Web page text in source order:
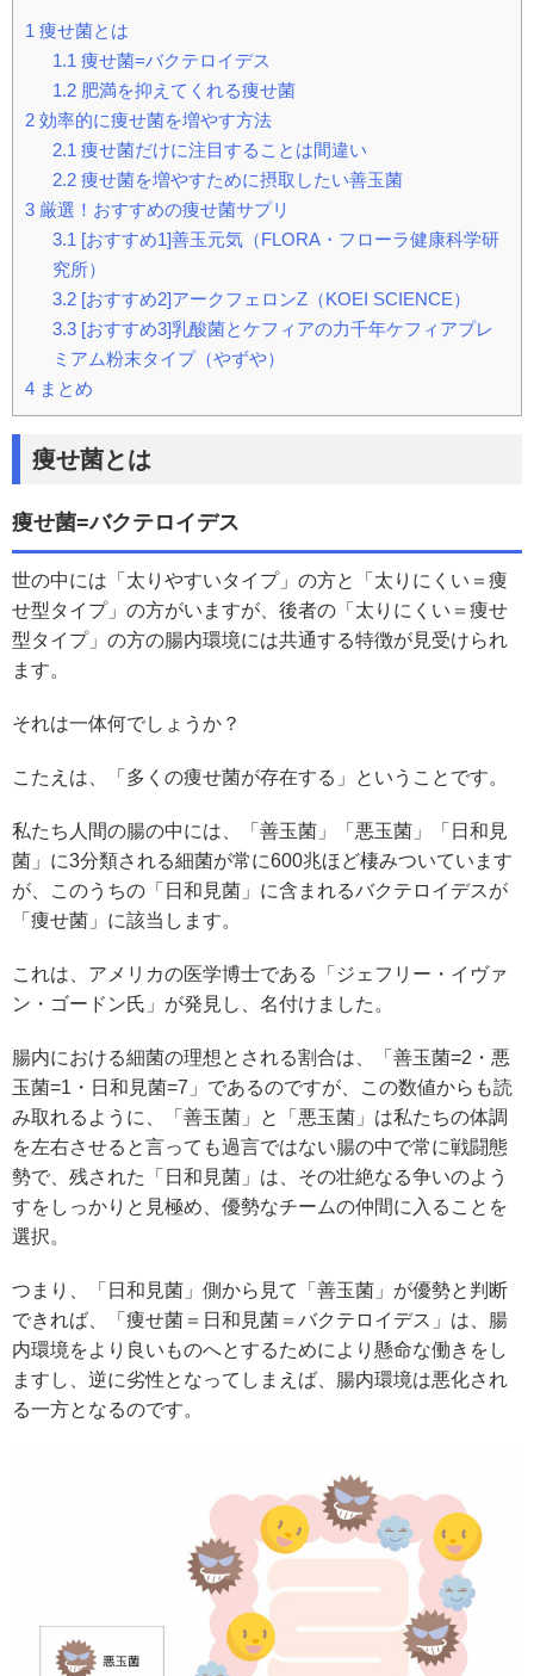
1 痩せ菌とは
1.1 痩せ菌=バクテロイデス
1.2肥満を抑えてくれる痩せ菌
2 効率的に痩せ菌を増やす方法
2.1 痩せ菌だけに注目することは間違い
2.2痩せ菌を増やすために摂取したい善玉菌
3 厳選！おすすめの痩せ菌サプリ
3.1 [おすすめ1]善玉元気（FLORA・フローラ健康科学研
究所）
3.2[おすすめ2]アークフェロンZ（KOEI SCIENCE）
3.3[おすすめ3]乳酸菌とケフィアの力千年ケフィアプレ
ミアム粉末タイプ（やずや）
4 まとめ
痩せ菌とは
痩せ菌=バクテロイデス
世の中には「太りやすいタイプ」の方と「太りにくい＝痩
せ型タイプ」の方がいますが、後者の「太りにくい＝痩せ
型タイプ」の方の腸内環境には共通する特徴が見受けられ
ます。
それは一体何でしょうか？
こたえは、「多くの痩せ菌が存在する」ということです。
私たち人間の腸の中には、「善玉菌」「悪玉菌」「日和見
菌」に3分類される細菌が常に600兆ほど棲みついています
が、このうちの「日和見菌」に含まれるバクテロイデスが
「痩せ菌」に該当します。
これは、アメリカの医学博士である「ジェフリー・イヴァ
ン・ゴードン氏」が発見し、名付けました。
腸内における細菌の理想とされる割合は、「善玉菌=2・悪
玉菌=1・日和見菌=7」であるのですが、この数値からも読
み取れるように、「善玉菌」と「悪玉菌」は私たちの体調
を左右させると言っても過言ではない腸の中で常に戦闘態
勢で、残された「日和見菌」は、その壮絶なる争いのよう
すをしっかりと見極め、優勢なチームの仲間に入ることを
選択。
つまり、「日和見菌」側から見て「善玉菌」が優勢と判断
できれば、「痩せ菌＝日和見菌＝バクテロイデス」は、腸
内環境をより良いものへとするためにより懸命な働きをし
ますし、逆に劣性となってしまえば、腸内環境は悪化され
る一方となるのです。